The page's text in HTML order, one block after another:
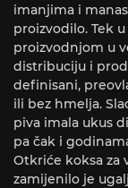
imanjima i
proizvodilo. Tek
proizvodnjom u
distribuciju i
definisani,
ili bez hmelja.
piva imala ukus
pa čak i
Otkriće koksa za
zamijenilo je